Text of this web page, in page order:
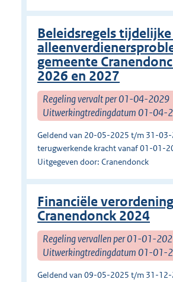
Beleidsregels
gemeente
2026 en 2027
Regeling vervalt per 01-04-2029
Uitwerkingtredingdatum 01-04-
Geldend van 20-05-2025 t/m 31-
terugwerkende kracht vanaf 01-01-
Uitgegeven door: Cranendonck
Financiële verordening
Cranendonck 2024
Regeling vervallen per 01-01-
Uitwerkingtredingdatum 01-01-
Geldend van 09-05-2025 t/m 31-